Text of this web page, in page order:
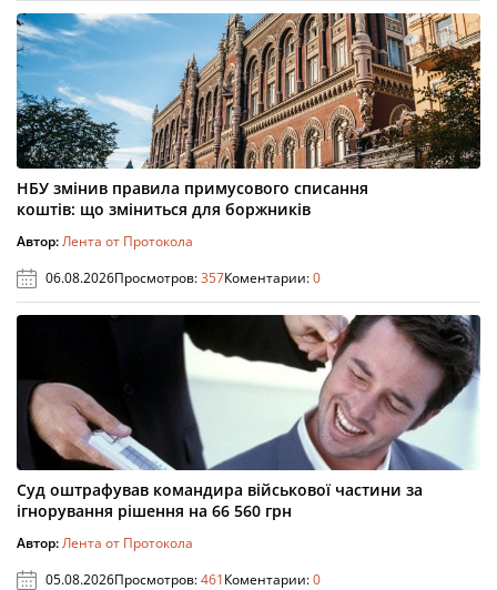
НБУ змінив правила примусового списання
коштів: що зміниться для боржників
Автор:Лента от Протокола
06.08.2026Просмотров:357Коментарии:0
Суд оштрафував командира військової частини за
ігнорування рішення на 66 560 грн
Автор:Лента от Протокола
05.08.2026Просмотров:461Коментарии:0